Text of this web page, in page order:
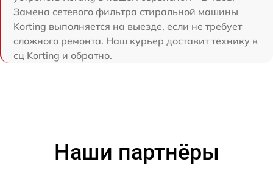
Замена сетевого фильтра стиральной машины
Korting выполняется на выезде, если не требует
сложного ремонта. Наш курьер доставит технику в
сц Korting и обратно.
Наши партнёры